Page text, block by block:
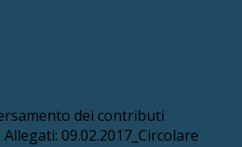
dei contributi
09.02.2017_Circolare